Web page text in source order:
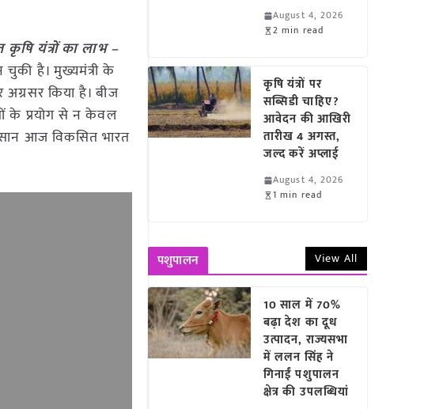
यंत्रों का लाभ –
है। मुख्यमंत्री के
किया है। बीज
के प्रयोग से न केवल
आज विकसित भारत
August 4, 2026
2 min read
कृषि यंत्रों पर
सब्सिडी चाहिए?
आवेदन की आखिरी
तारीख 4 अगस्त,
जल्द करें अप्लाई
August 4, 2026
1 min read
पशुपालन View All
10 साल में 70%
बढ़ा देश का दूध
उत्पादन, राज्यसभा
में ललन सिंह ने
गिनाईं पशुपालन
क्षेत्र की उपलब्धियां